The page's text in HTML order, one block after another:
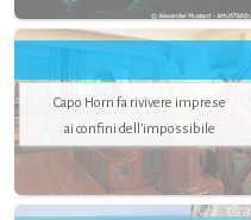
Capo Horn fa rivivere imprese
ai confini dell’impossibile